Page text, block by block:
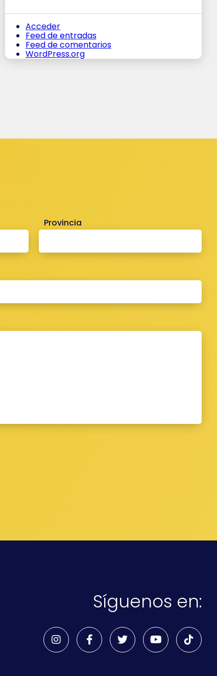
Acceder
Feed de entradas
Feed de comentarios
WordPress.org
Provincia
Síguenos en: